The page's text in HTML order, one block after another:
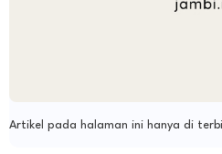
Artikel pada halaman ini hanya di